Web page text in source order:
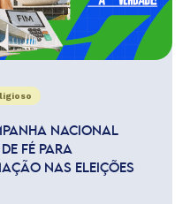
NACIONAL
FÉ PARA
NAS ELEIÇÕES